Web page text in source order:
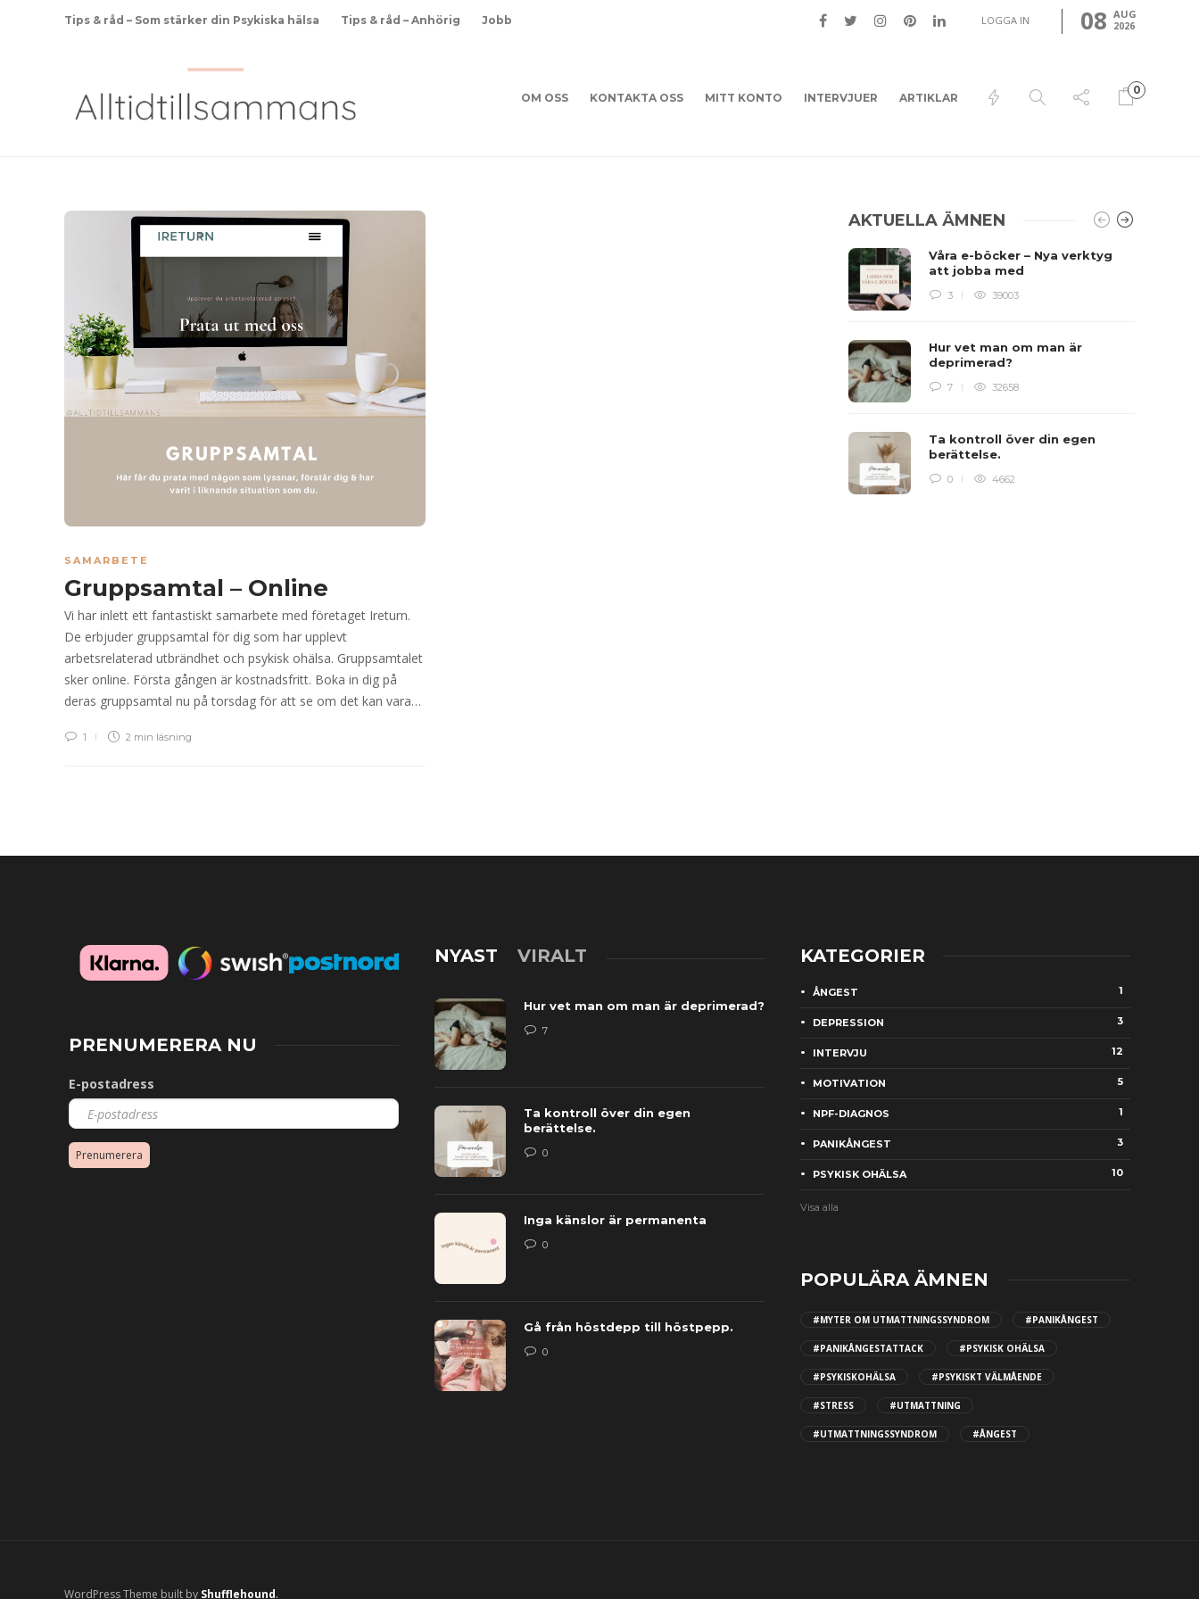
Tips & råd – Som stärker din Psykiska hälsa Tips & råd – Anhörig Jobb LOGGA IN 08 AUG
2026
OM OSS KONTAKTA OSS MITT KONTO INTERVJUER ARTIKLAR
0
SAMARBETE
Gruppsamtal – Online
Vi har inlett ett fantastiskt samarbete med företaget Ireturn.
De erbjuder gruppsamtal för dig som har upplevt
arbetsrelaterad utbrändhet och psykisk ohälsa. Gruppsamtalet
sker online. Första gången är kostnadsfritt. Boka in dig på
deras gruppsamtal nu på torsdag för att se om det kan vara…
1 2 min läsning
AKTUELLA ÄMNEN
Våra e-böcker – Nya verktyg
att jobba med
3 39003
Hur vet man om man är
deprimerad?
7 32658
Ta kontroll över din egen
berättelse.
0 4662
PRENUMERERA NU
E-postadress
Prenumerera
NYAST VIRALT
Hur vet man om man är deprimerad?
7
Ta kontroll över din egen
berättelse.
0
Inga känslor är permanenta
0
Gå från höstdepp till höstpepp.
0
KATEGORIER
ÅNGEST 1
DEPRESSION 3
INTERVJU 12
MOTIVATION 5
NPF-DIAGNOS 1
PANIKÅNGEST 3
PSYKISK OHÄLSA 10
Visa alla
POPULÄRA ÄMNEN
#MYTER OM UTMATTNINGSSYNDROM #PANIKÅNGEST
#PANIKÅNGESTATTACK #PSYKISK OHÄLSA
#PSYKISKOHÄLSA #PSYKISKT VÄLMÅENDE
#STRESS #UTMATTNING
#UTMATTNINGSSYNDROM #ÅNGEST
WordPress Theme built by Shufflehound.